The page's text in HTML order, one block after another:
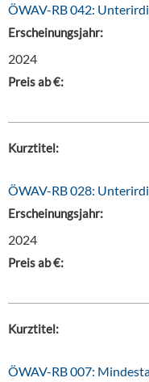
ÖWAV-RB 042:
Erscheinungsjahr:
2024
Preis ab €:
Kurztitel:
ÖWAV-RB 028:
Erscheinungsjahr:
2024
Preis ab €:
Kurztitel:
ÖWAV-RB 007: